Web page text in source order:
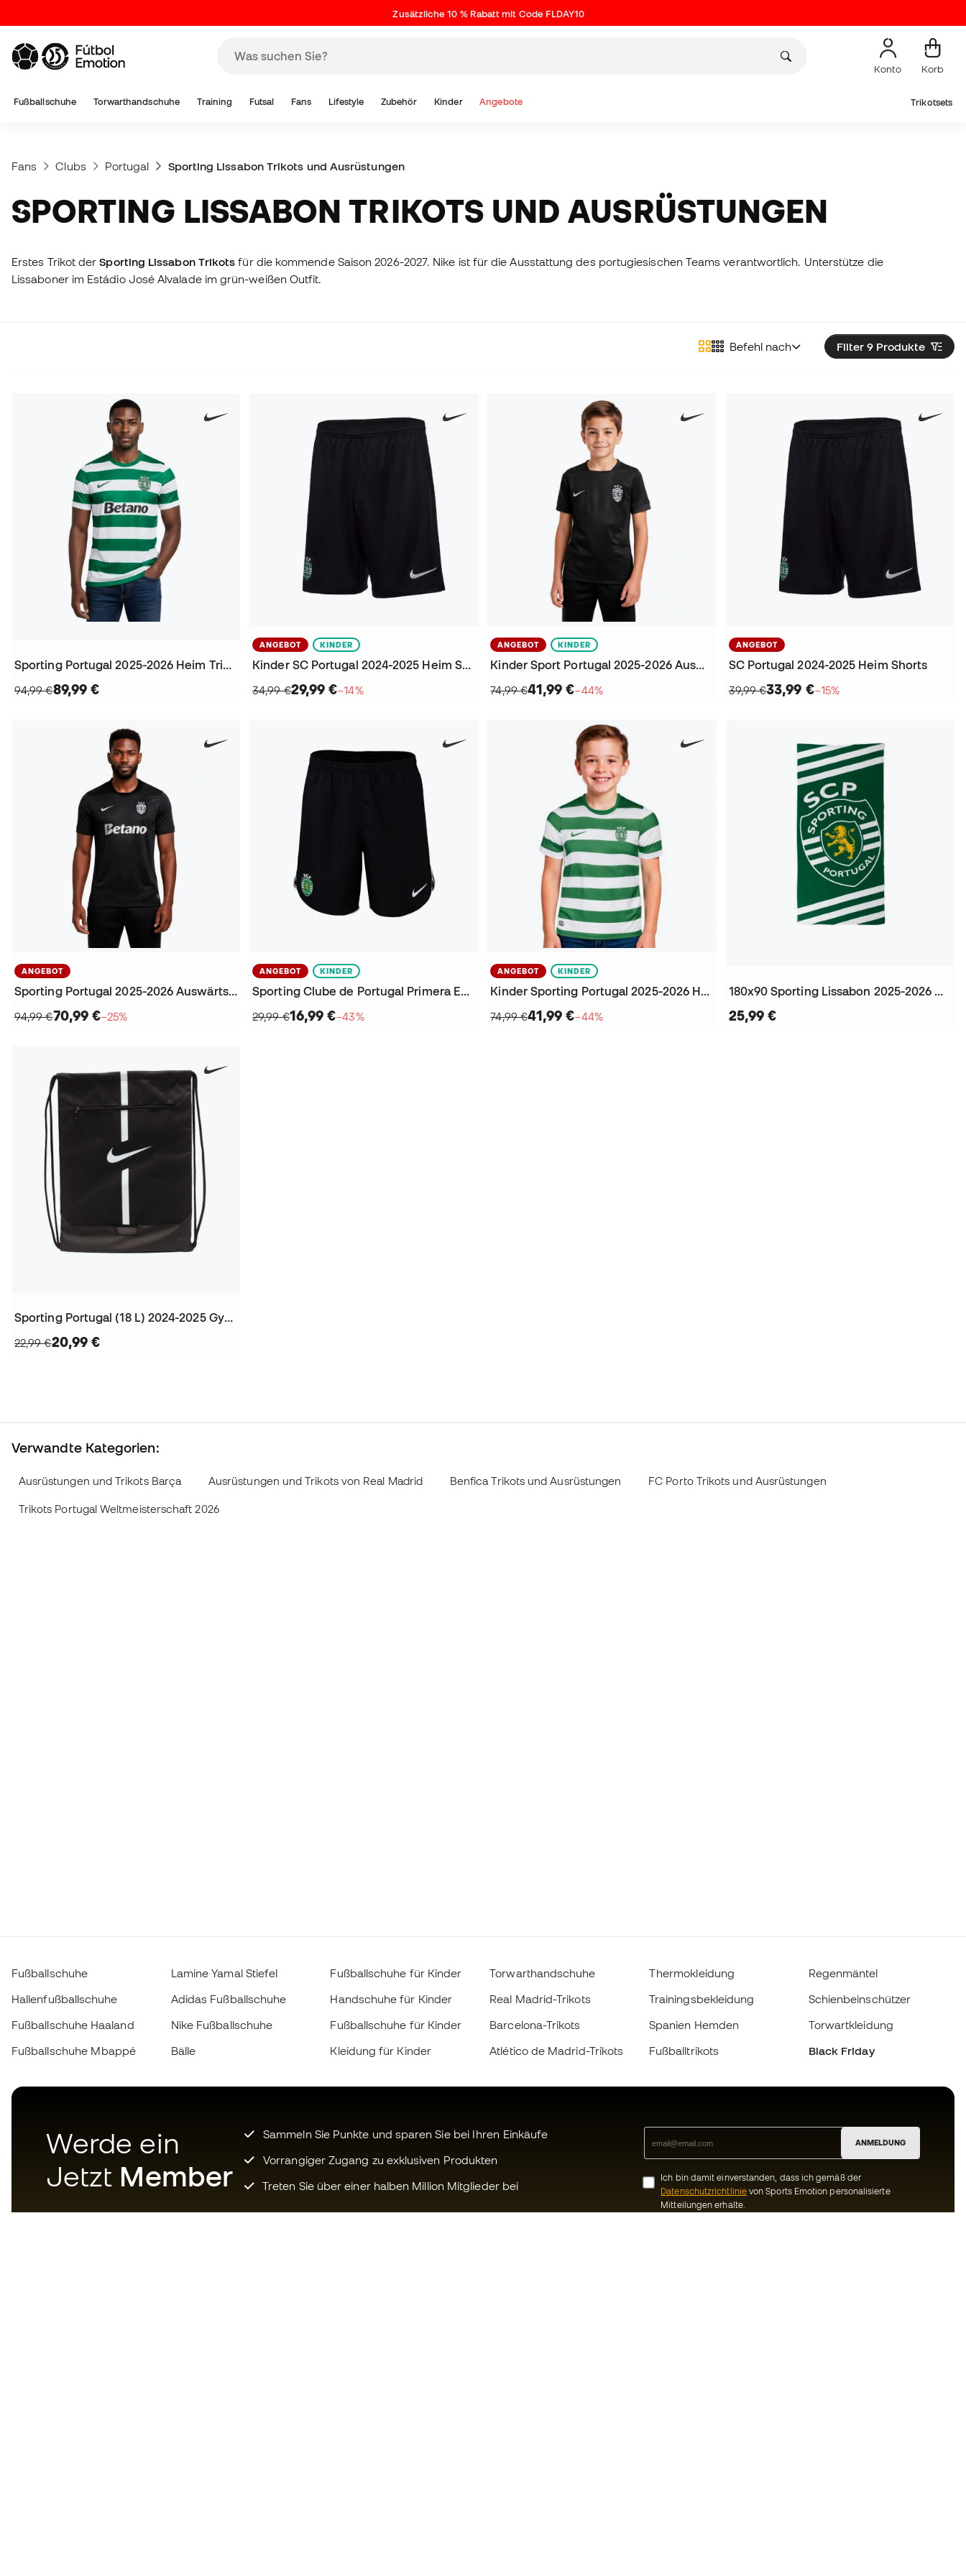
Zusätzliche 10 % Rabatt mit Code FLDAY10
Konto Korb
Fußballschuhe Torwarthandschuhe Training Futsal Fans Lifestyle Zubehör Kinder Angebote Trikotsets
Fans Clubs Portugal Sporting Lissabon Trikots und Ausrüstungen
SPORTING LISSABON TRIKOTS UND AUSRÜSTUNGEN
Erstes Trikot derSporting Lissabon Trikots für die kommende Saison 2026-2027. Nike ist für die Ausstattung des portugiesischen Teams verantwortlich. Unterstütze die
Lissaboner im Estádio José Alvalade im grün-weißen Outfit.
Filter 9 Produkte
Befehl nach
Sporting Portugal 2025-2026 Heim Trikot
94,99 €89,99 €
ANGEBOT KINDER
Kinder SC Portugal 2024-2025 Heim Shorts
34,99 €29,99 €−14%
ANGEBOT KINDER
Kinder Sport Portugal 2025-2026 Auswärts Trikot
74,99 €41,99 €−44%
ANGEBOT
SC Portugal 2024-2025 Heim Shorts
39,99 €33,99 €−15%
ANGEBOT
Sporting Portugal 2025-2026 Auswärts Trikot
94,99 €70,99 €−25%
ANGEBOT KINDER
Sporting Clube de Portugal Primera Equipación Stadium 2022-2023 Niño Shorts
29,99 €16,99 €−43%
ANGEBOT KINDER
Kinder Sporting Portugal 2025-2026 Heim Trikot
74,99 €41,99 €−44%
180x90 Sporting Lissabon 2025-2026 Handtuch
25,99 €
Sporting Portugal (18 L) 2024-2025 Gymsack
22,99 €20,99 €
Verwandte Kategorien:
Ausrüstungen und Trikots Barça Ausrüstungen und Trikots von Real Madrid Benfica Trikots und Ausrüstungen FC Porto Trikots und Ausrüstungen
Trikots Portugal Weltmeisterschaft 2026
Fußballschuhe
Hallenfußballschuhe
Fußballschuhe Haaland
Fußballschuhe Mbappé
Lamine Yamal Stiefel
Adidas Fußballschuhe
Nike Fußballschuhe
Bälle
Fußballschuhe für Kinder
Handschuhe für Kinder
Fußballschuhe für Kinder
Kleidung für Kinder
Torwarthandschuhe
Real Madrid-Trikots
Barcelona-Trikots
Atlético de Madrid-Trikots
Thermokleidung
Trainingsbekleidung
Spanien Hemden
Fußballtrikots
Regenmäntel
Schienbeinschützer
Torwartkleidung
Black Friday
Werde ein
Jetzt Member
Sammeln Sie Punkte und sparen Sie bei Ihren Einkäufe
Vorrangiger Zugang zu exklusiven Produkten
Treten Sie über einer halben Million Mitglieder bei
ANMELDUNG
Ich bin damit einverstanden, dass ich gemäß der
Datenschutzrichtlinievon Sports Emotion personalisierte
Mitteilungen erhalte.